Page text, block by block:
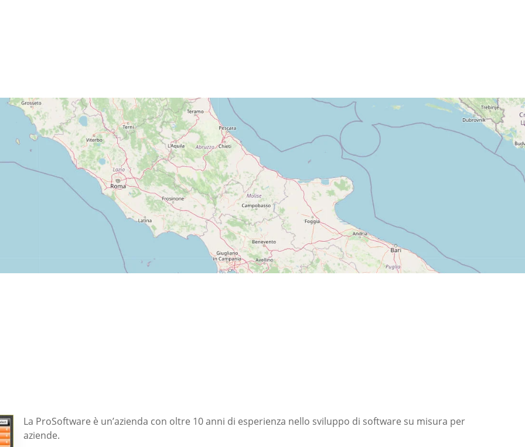
La ProSoftware è un’azienda con oltre 10 anni di esperienza nello sviluppo di software su misura per
aziende.